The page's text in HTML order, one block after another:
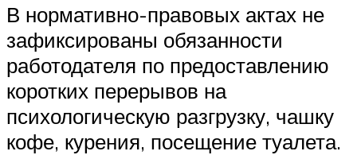
В нормативно-правовых актах не
зафиксированы обязанности
работодателя по предоставлению
коротких перерывов на
психологическую разгрузку, чашку
кофе, курения, посещение туалета.